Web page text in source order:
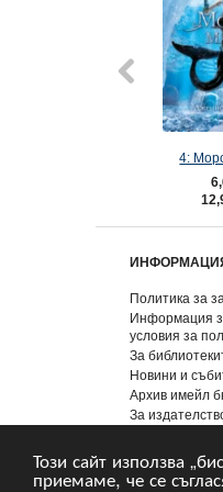
Този сайт използва
приемаме, че се
4:
Политика за
Информация
условия за
За
Новини и
Архив имейл
За